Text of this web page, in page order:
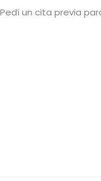
Pedí un cita previa